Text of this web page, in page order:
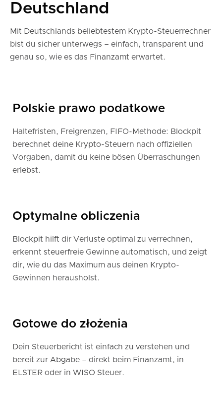
Deutschland
Mit Deutschlands beliebtestem Krypto-Steuerrechner
bist du sicher unterwegs – einfach, transparent und
genau so, wie es das Finanzamt erwartet.
Polskie prawo podatkowe
Haltefristen, Freigrenzen, FIFO-Methode: Blockpit
berechnet deine Krypto-Steuern nach offiziellen
Vorgaben, damit du keine bösen Überraschungen
erlebst.
Optymalne obliczenia
Blockpit hilft dir Verluste optimal zu verrechnen,
erkennt steuerfreie Gewinne automatisch, und zeigt
dir, wie du das Maximum aus deinen Krypto-
Gewinnen herausholst.
Gotowe do złożenia
Dein Steuerbericht ist einfach zu verstehen und
bereit zur Abgabe – direkt beim Finanzamt, in
ELSTER oder in WISO Steuer.